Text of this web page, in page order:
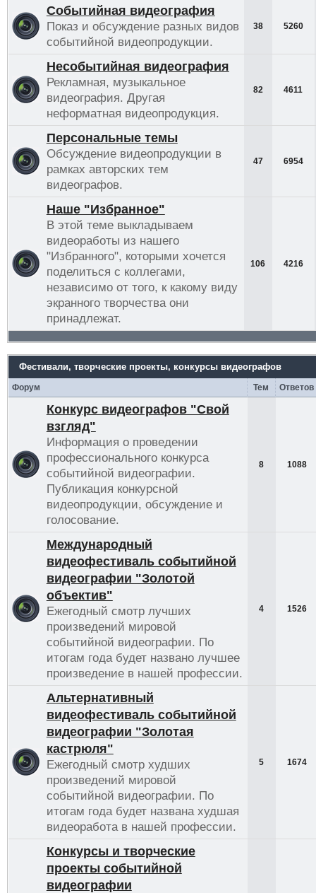
Событийная видеография
Показ и обсуждение разных видов
событийной видеопродукции.
38 5260
Несобытийная видеография
Рекламная, музыкальное
видеография. Другая
неформатная видеопродукция.
82 4611
Персональные темы
Обсуждение видеопродукции в
рамках авторских тем
видеографов.
47 6954
Наше "Избранное"
В этой теме выкладываем
видеоработы из нашего
"Избранного", которыми хочется
поделиться с коллегами,
независимо от того, к какому виду
экранного творчества они
принадлежат.
106 4216
Фестивали, творческие проекты, конкурсы видеографов
Форум Тем Ответов
Конкурс видеографов "Свой
взгляд"
Информация о проведении
профессионального конкурса
событийной видеографии.
Публикация конкурсной
видеопродукции, обсуждение и
голосование.
8 1088
Международный
видеофестиваль событийной
видеографии "Золотой
объектив"
Ежегодный смотр лучших
произведений мировой
событийной видеографии. По
итогам года будет названо лучшее
произведение в нашей профессии.
4 1526
Альтернативный
видеофестиваль событийной
видеографии "Золотая
кастрюля"
Ежегодный смотр худших
произведений мировой
событийной видеографии. По
итогам года будет названа худшая
видеоработа в нашей профессии.
5 1674
Конкурсы и творческие
проекты событийной
видеографии